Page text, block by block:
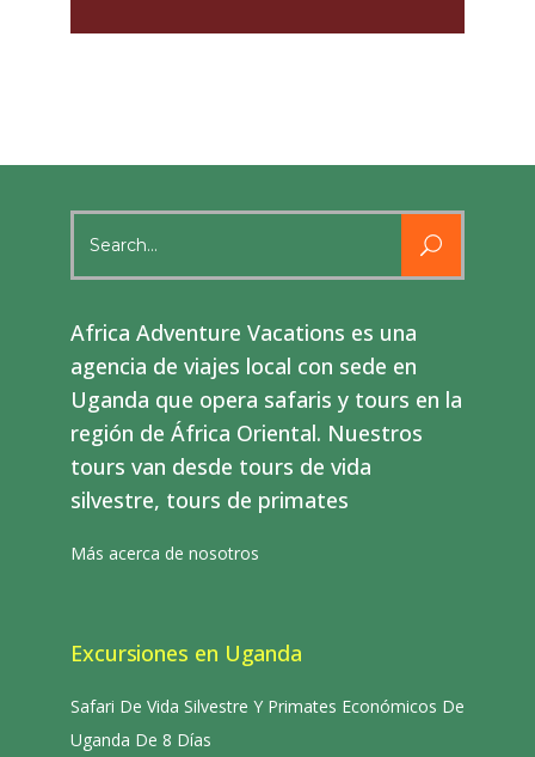
for:
Africa Adventure Vacations es una
agencia de viajes local con sede en
Uganda que opera safaris y tours en la
región de África Oriental. Nuestros
tours van desde tours de vida
silvestre, tours de primates
Más acerca de nosotros
Excursiones en Uganda
Safari De Vida Silvestre Y Primates Económicos De
Uganda De 8 Días